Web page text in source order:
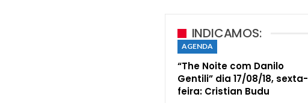
INDICAMOS:
AGENDA
“The Noite com Danilo
Gentili” dia 17/08/18, sexta-
feira: Cristian Budu